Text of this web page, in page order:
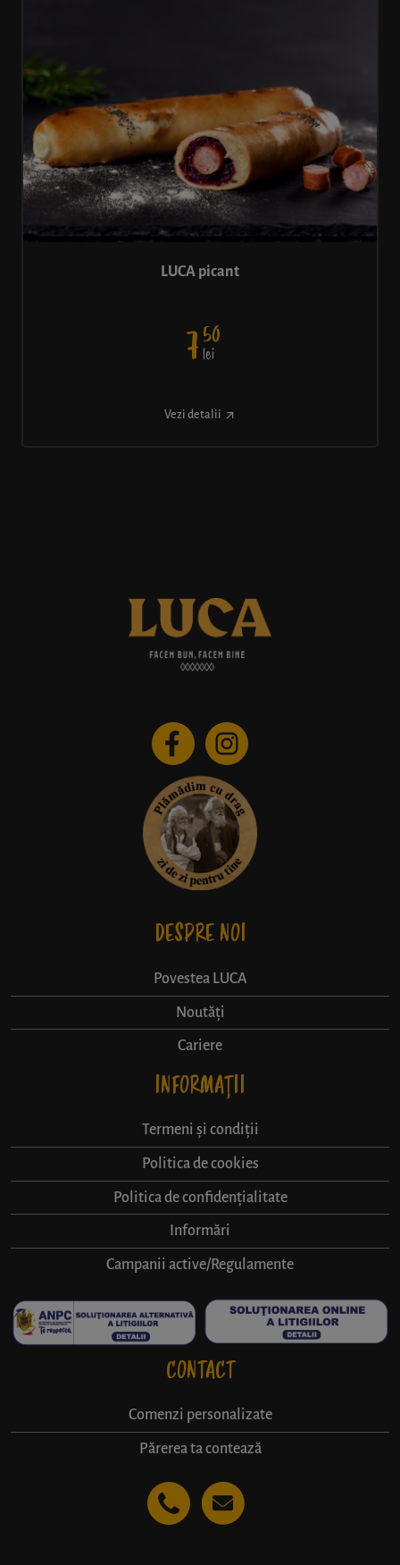
LUCA picant
750
lei
Vezi detalii
DESPRE NOI
Povestea LUCA
Noutăți
Cariere
INFORMAȚII
Termeni și condiții
Politica de cookies
Politica de confidențialitate
Informări
Campanii active/Regulamente
CONTACT
Comenzi personalizate
Părerea ta contează